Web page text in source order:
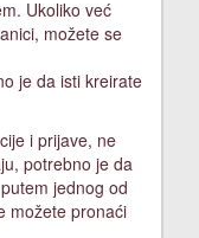
Ukoliko već
možete se
je da isti kreirate
i prijave, ne
potrebno je da
jednog od
možete pronaći